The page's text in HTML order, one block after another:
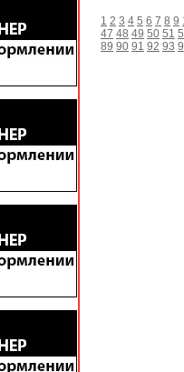
1 2 3 4 5 6 7 8 9
47 48 49 50 51
89 90 91 92 93